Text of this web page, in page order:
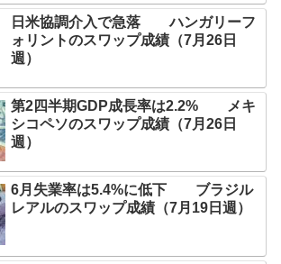
日米協調介入で急落 ハンガリーフ
ォリントのスワップ成績（7月26日
週）
第2四半期GDP成長率は2.2% メキ
シコペソのスワップ成績（7月26日
週）
6月失業率は5.4%に低下 ブラジル
レアルのスワップ成績（7月19日週）